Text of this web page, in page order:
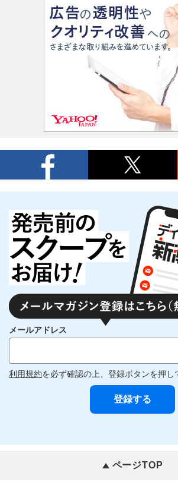
メールアドレス
利用規約を必ず確認の上、登録ボタンを押し
ページTOP